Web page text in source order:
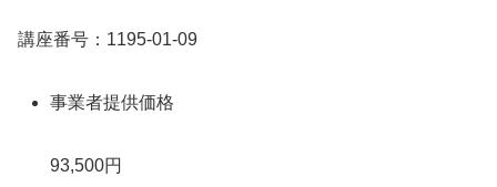
講座番号：1195-01-09
事業者提供価格
93,500円